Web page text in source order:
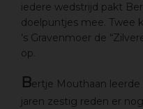
iedere wedstrijd pakt
doelpuntjes mee. Twee
’s Gravenmoer de
op.
Bertje Mouthaan
jaren zestig reden er